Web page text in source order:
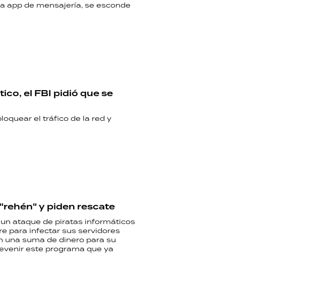
app de mensajería, se esconde
el FBI pidió que se
el tráfico de la red y
y piden rescate
ataque de piratas informáticos
para infectar sus servidores
una suma de dinero para su
este programa que ya